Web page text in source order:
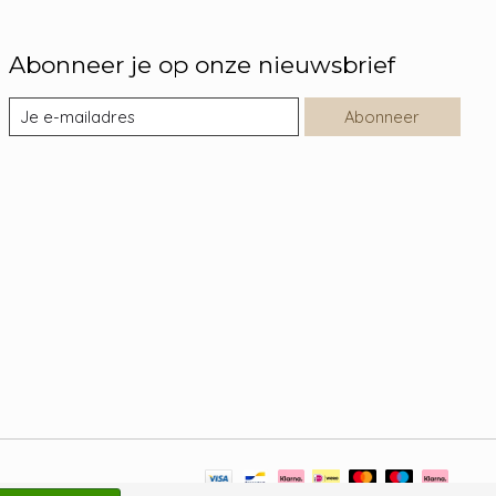
Abonneer je op onze nieuwsbrief
Abonneer